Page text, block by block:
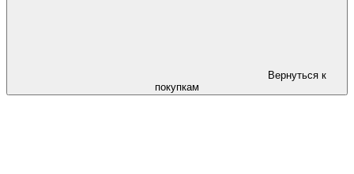
Вернуться к
покупкам